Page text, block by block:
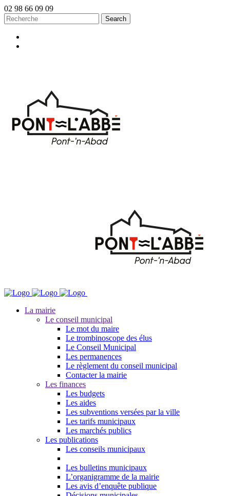
02 98 66 09 09
La mairie
Le conseil municipal
Le mot du maire
Le trombinoscope des élus
Le Conseil Municipal
Les permanences
Le règlement du conseil municipal
Contacter la mairie
Les finances
Les budgets
Les aides
Les subventions versées par la ville
Les tarifs municipaux
Les marchés publics
Les publications
Les conseils municipaux
Les bulletins municipaux
L’organigramme de la mairie
Les avis d’enquête publique